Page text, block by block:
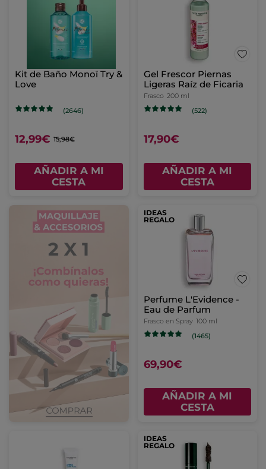
Kit de Baño Monoï Try &
Love
(2646)
12,99€ 15,98€
AÑADIR A MI
CESTA
Gel Frescor Piernas
Ligeras Raíz de Ficaria
Frasco 200 ml
(522)
17,90€
AÑADIR A MI
CESTA
IDEAS
REGALO
Perfume L'Evidence -
Eau de Parfum
Frasco en Spray 100 ml
(1465)
69,90€
AÑADIR A MI
CESTA
IDEAS
REGALO